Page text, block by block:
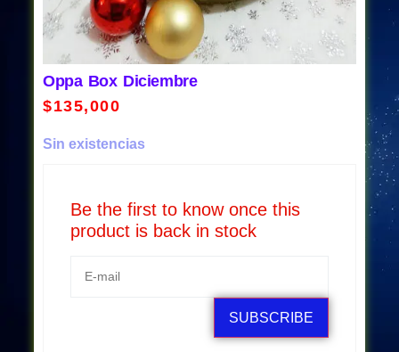
Oppa Box Diciembre
$135,000
Sin existencias
Be the first to know once this
product is back in stock
SUBSCRIBE